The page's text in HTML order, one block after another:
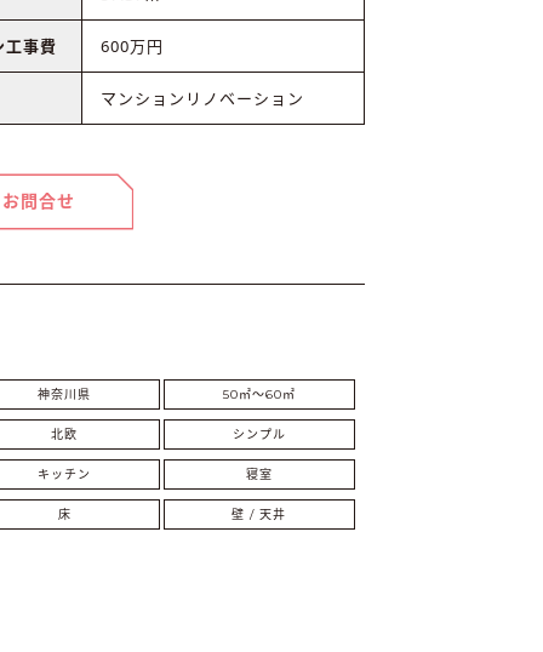
工事費 600万円
マンションリノベーション
お問合せ
神奈川県 50㎡〜60㎡
北欧 シンプル
キッチン 寝室
床 壁 / 天井